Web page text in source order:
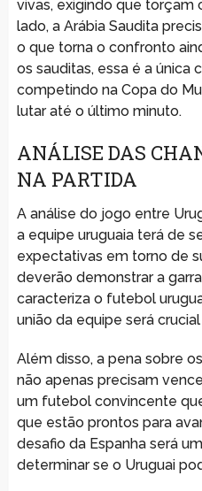
vivas, exigindo que torçam
lado, a Arábia Saudita
o que torna o confronto
os sauditas, essa é a única
competindo na Copa do
lutar até o último minuto.
ANÁLISE DAS
NA PARTIDA
A análise do jogo entre
a equipe uruguaia terá de
expectativas em torno de
deverão demonstrar a
caracteriza o futebol
união da equipe será
Além disso, a pena sobre
não apenas precisam
um futebol convincente
que estão prontos para
desafio da Espanha será
determinar se o Uruguai